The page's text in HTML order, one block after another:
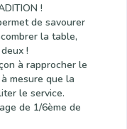
!
de savourer
la table,
!
à rapprocher le
mesure que la
le service.
de 1/6ème de